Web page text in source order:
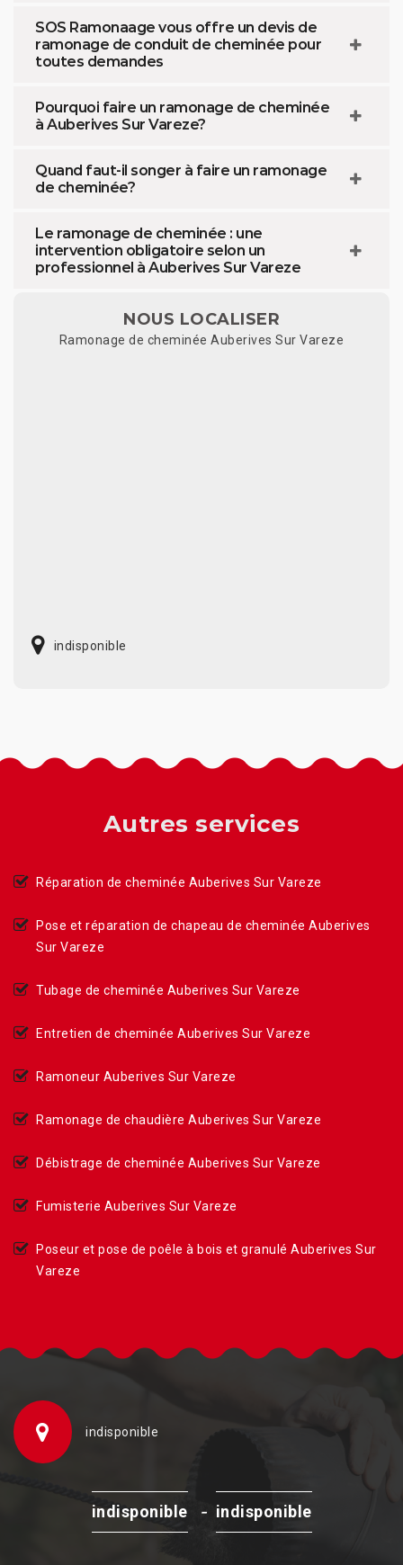
SOS Ramonaage vous offre un devis de
ramonage de conduit de cheminée pour
toutes demandes
Pourquoi faire un ramonage de cheminée
à Auberives Sur Vareze?
Quand faut-il songer à faire un ramonage
de cheminée?
Le ramonage de cheminée : une
intervention obligatoire selon un
professionnel à Auberives Sur Vareze
NOUS LOCALISER
Ramonage de cheminée Auberives Sur Vareze
indisponible
Autres services
Réparation de cheminée Auberives Sur Vareze
Pose et réparation de chapeau de cheminée Auberives
Sur Vareze
Tubage de cheminée Auberives Sur Vareze
Entretien de cheminée Auberives Sur Vareze
Ramoneur Auberives Sur Vareze
Ramonage de chaudière Auberives Sur Vareze
Débistrage de cheminée Auberives Sur Vareze
Fumisterie Auberives Sur Vareze
Poseur et pose de poêle à bois et granulé Auberives Sur
Vareze
indisponible
indisponible - indisponible